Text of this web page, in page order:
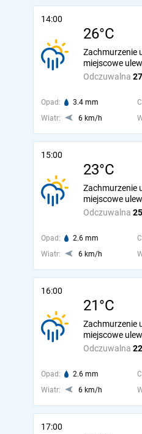
14:00
26°C
Odczuwalna
Zachmurzenie
miejscowe
Opad: 3.4 mm
Wiatr:
6 km/h
15:00
23°C
Odczuwalna
Zachmurzenie
miejscowe
Opad: 2.6 mm
Wiatr:
6 km/h
16:00
21°C
Odczuwalna
Zachmurzenie
miejscowe
Opad: 2.6 mm
Wiatr:
6 km/h
17:00